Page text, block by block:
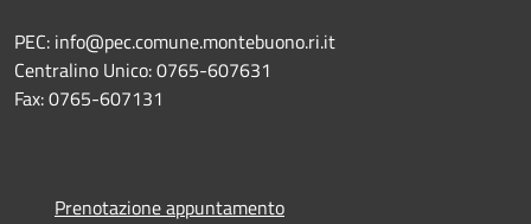
PEC: info@pec.comune.montebuono.ri.it
Centralino Unico: 0765-607631
Fax: 0765-607131
Prenotazione appuntamento